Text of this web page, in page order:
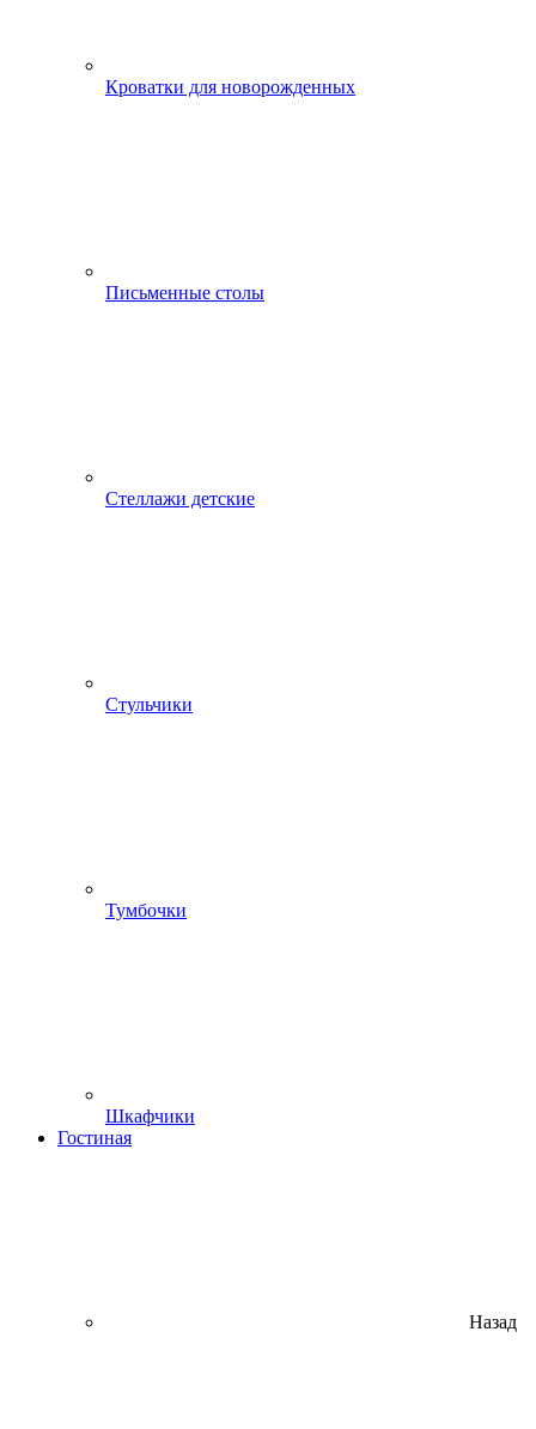
Кроватки для новорожденных
Письменные столы
Стеллажи детские
Стульчики
Тумбочки
Шкафчики
Гостиная
Назад